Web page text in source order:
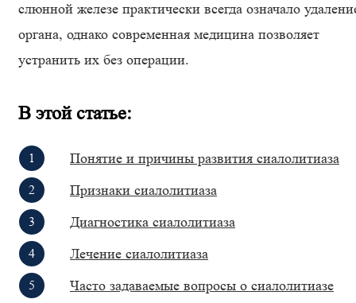
слюнной железе практически всегда означало
органа, однако современная медицина позволяет
устранить их без операции.
В этой статье:
Понятие и причины развития сиалолитиаза
Признаки сиалолитиаза
Диагностика сиалолитиаза
Лечение сиалолитиаза
Часто задаваемые вопросы о сиалолитиазе